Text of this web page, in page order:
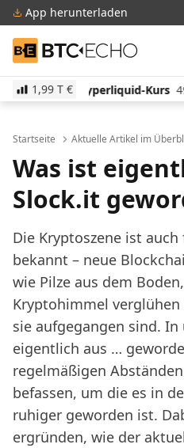
App herunterladen
BTC-ECHO
1,99 T €
Kurs 49,32 2.50% Solana-
Startseite Aktuelle Artikel im
Was ist
Slock.it
Die Kryptoszene ist
bekannt – neue
wie Pilze aus dem
Kryptohimmel
sie aufgegangen sind. In
eigentlich aus …
regelmäßigen
befassen, um die es in
ruhiger geworden ist.
ergründen, wie der